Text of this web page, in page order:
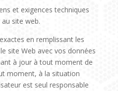
et exigences techniques
site web.
en remplissant les
site Web avec vos données
à jour à tout moment de
moment, à la situation
est seul responsable